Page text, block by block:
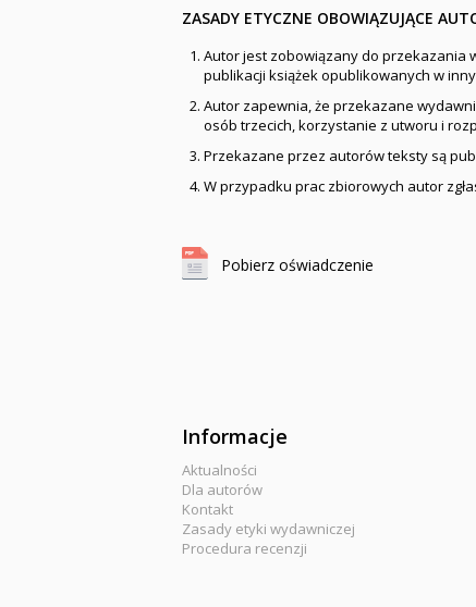
ZASADY ETYCZNE OBOWIĄZUJĄCE
Autor jest zobowiązany do przekazania
publikacji książek opublikowanych w
Autor zapewnia, że przekazane
osób trzecich, korzystanie z utworu i
Przekazane przez autorów teksty są
W przypadku prac zbiorowych autor
Pobierz oświadczenie
Informacje
Aktualności
Dla autorów
Kontakt
Zasady etyki wydawniczej
Procedura recenzji